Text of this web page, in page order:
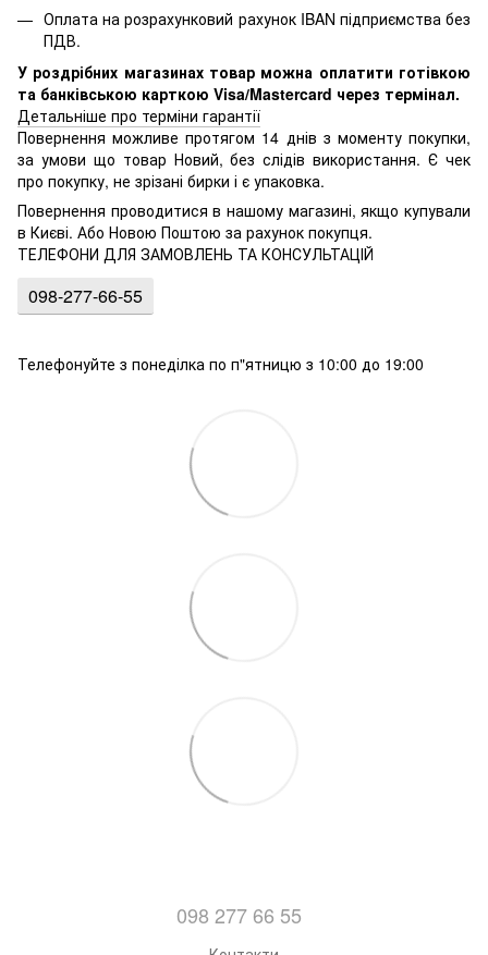
Оплата на розрахунковий рахунок IBAN підприємства без
ПДВ.
У роздрібних магазинах товар можна оплатити готівкою
та банківською карткою Visa/Mastercard через термінал.
Детальніше про терміни гарантії
Повернення можливе протягом 14 днів з моменту покупки,
за умови що товар Новий, без слідів використання. Є чек
про покупку, не зрізані бирки і є упаковка.
Повернення проводитися в нашому магазині, якщо купували
в Києві. Або Новою Поштою за рахунок покупця.
ТЕЛЕФОНИ ДЛЯ ЗАМОВЛЕНЬ ТА КОНСУЛЬТАЦІЙ
098-277-66-55
Телефонуйте з понеділка по п"ятницю з 10:00 до 19:00
098 277 66 55